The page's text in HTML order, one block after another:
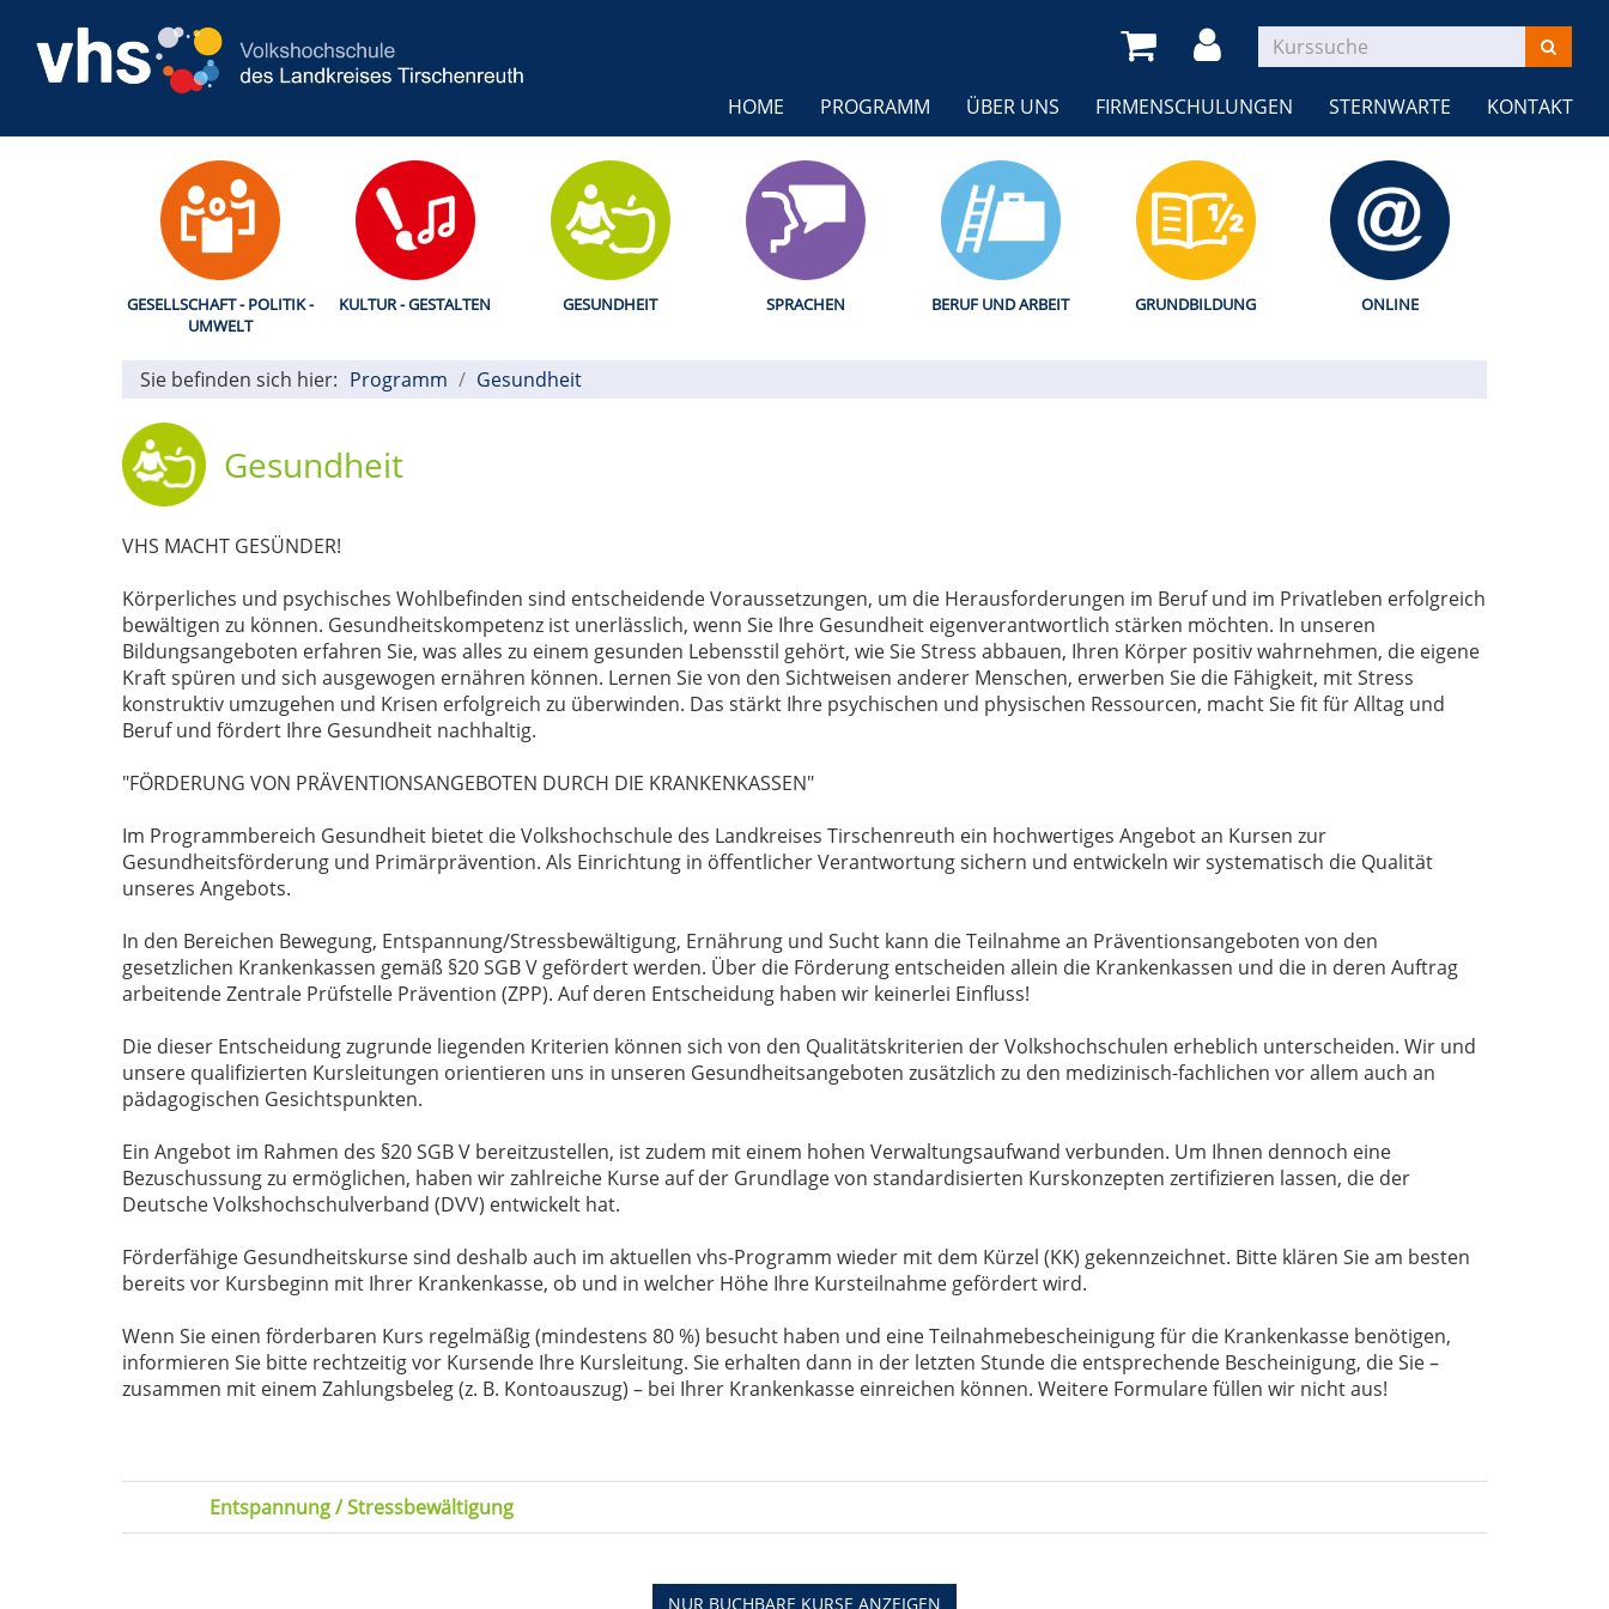
HOME PROGRAMM ÜBER UNS FIRMENSCHULUNGEN STERNWARTE KONTAKT
GESELLSCHAFT - POLITIK -
UMWELT
KULTUR - GESTALTEN GESUNDHEIT SPRACHEN BERUF UND ARBEIT GRUNDBILDUNG ONLINE
Sie befinden sich hier: Programm Gesundheit
Gesundheit
VHS MACHT GESÜNDER!
Körperliches und psychisches Wohlbefinden sind entscheidende Voraussetzungen, um die Herausforderungen im Beruf und im Privatleben erfolgreich
bewältigen zu können. Gesundheitskompetenz ist unerlässlich, wenn Sie Ihre Gesundheit eigenverantwortlich stärken möchten. In unseren
Bildungsangeboten erfahren Sie, was alles zu einem gesunden Lebensstil gehört, wie Sie Stress abbauen, Ihren Körper positiv wahrnehmen, die eigene
Kraft spüren und sich ausgewogen ernähren können. Lernen Sie von den Sichtweisen anderer Menschen, erwerben Sie die Fähigkeit, mit Stress
konstruktiv umzugehen und Krisen erfolgreich zu überwinden. Das stärkt Ihre psychischen und physischen Ressourcen, macht Sie fit für Alltag und
Beruf und fördert Ihre Gesundheit nachhaltig.
"FÖRDERUNG VON PRÄVENTIONSANGEBOTEN DURCH DIE KRANKENKASSEN"
Im Programmbereich Gesundheit bietet die Volkshochschule des Landkreises Tirschenreuth ein hochwertiges Angebot an Kursen zur
Gesundheitsförderung und Primärprävention. Als Einrichtung in öffentlicher Verantwortung sichern und entwickeln wir systematisch die Qualität
unseres Angebots.
In den Bereichen Bewegung, Entspannung/Stressbewältigung, Ernährung und Sucht kann die Teilnahme an Präventionsangeboten von den
gesetzlichen Krankenkassen gemäß §20 SGB V gefördert werden. Über die Förderung entscheiden allein die Krankenkassen und die in deren Auftrag
arbeitende Zentrale Prüfstelle Prävention (ZPP). Auf deren Entscheidung haben wir keinerlei Einfluss!
Die dieser Entscheidung zugrunde liegenden Kriterien können sich von den Qualitätskriterien der Volkshochschulen erheblich unterscheiden. Wir und
unsere qualifizierten Kursleitungen orientieren uns in unseren Gesundheitsangeboten zusätzlich zu den medizinisch-fachlichen vor allem auch an
pädagogischen Gesichtspunkten.
Ein Angebot im Rahmen des §20 SGB V bereitzustellen, ist zudem mit einem hohen Verwaltungsaufwand verbunden. Um Ihnen dennoch eine
Bezuschussung zu ermöglichen, haben wir zahlreiche Kurse auf der Grundlage von standardisierten Kurskonzepten zertifizieren lassen, die der
Deutsche Volkshochschulverband (DVV) entwickelt hat.
Förderfähige Gesundheitskurse sind deshalb auch im aktuellen vhs-Programm wieder mit dem Kürzel (KK) gekennzeichnet. Bitte klären Sie am besten
bereits vor Kursbeginn mit Ihrer Krankenkasse, ob und in welcher Höhe Ihre Kursteilnahme gefördert wird.
Wenn Sie einen förderbaren Kurs regelmäßig (mindestens 80 %) besucht haben und eine Teilnahmebescheinigung für die Krankenkasse benötigen,
informieren Sie bitte rechtzeitig vor Kursende Ihre Kursleitung. Sie erhalten dann in der letzten Stunde die entsprechende Bescheinigung, die Sie –
zusammen mit einem Zahlungsbeleg (z. B. Kontoauszug) – bei Ihrer Krankenkasse einreichen können. Weitere Formulare füllen wir nicht aus!
Entspannung / Stressbewältigung
NUR BUCHBARE KURSE ANZEIGEN